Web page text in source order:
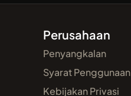
Perusahaan
Penyangkalan
Syarat Penggunaan
Kebijakan Privasi